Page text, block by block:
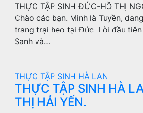
THỰC TẬP SINH ĐỨC-HỒ THỊ
Chào các bạn. Mình là Tuyền,
trang trại heo tại Đức. Lời đầu tiên
Sanh và…
THỰC TẬP SINH HÀ LAN
THỰC TẬP SINH HÀ
THỊ HẢI YẾN.